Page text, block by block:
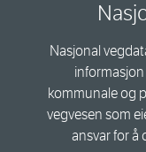
Nasjonal
kommunale og
vegvesen som
ansvar for å